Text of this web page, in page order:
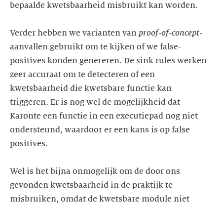
bepaalde kwetsbaarheid misbruikt kan worden.
Verder hebben we varianten van proof-of-concept-
aanvallen gebruikt om te kijken of we false-
positives konden genereren. De sink rules werken
zeer accuraat om te detecteren of een
kwetsbaarheid die kwetsbare functie kan
triggeren. Er is nog wel de mogelijkheid dat
Karonte een functie in een executiepad nog niet
ondersteund, waardoor er een kans is op false
positives.
Wel is het bijna onmogelijk om de door ons
gevonden kwetsbaarheid in de praktijk te
misbruiken, omdat de kwetsbare module niet